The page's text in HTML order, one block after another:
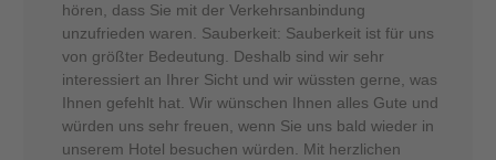
hören, dass Sie mit der Verkehrsanbindung
unzufrieden waren. Sauberkeit: Sauberkeit ist für uns
von größter Bedeutung. Deshalb sind wir sehr
interessiert an Ihrer Sicht und wir wüssten gerne, was
Ihnen gefehlt hat. Wir wünschen Ihnen alles Gute und
würden uns sehr freuen, wenn Sie uns bald wieder in
unserem Hotel besuchen würden. Mit herzlichen